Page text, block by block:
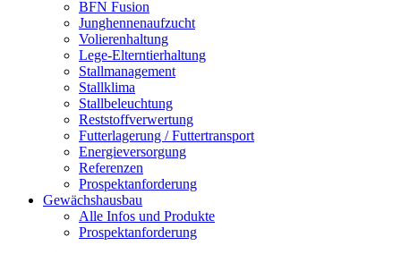
BFN Fusion
Junghennenaufzucht
Volierenhaltung
Lege-Elterntierhaltung
Stallmanagement
Stallklima
Stallbeleuchtung
Reststoffverwertung
Futterlagerung / Futtertransport
Energieversorgung
Referenzen
Prospektanforderung
Gewächshausbau
Alle Infos und Produkte
Prospektanforderung